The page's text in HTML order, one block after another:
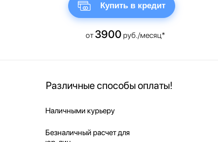
Купить в кредит
от 3900 руб./месяц*
Различные способы оплаты!
Наличными курьеру
Безналичный расчет для